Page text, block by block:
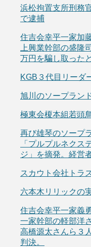
浜松拘置支所刑務
で逮捕
住吉会幸平一家加
上興業幹部の盛隆
万円を騙し取った
KGB３代目リーダ
旭川のソープラン
極東会榎本組若頭
再び雄琴のソープ
「プルプルネクス
ジ」を摘発。経営
スカウト会社トラ
六本木リリックの
住吉会幸平一家義
一家幹部の軽部洋
高橋源太さんら３
判決。